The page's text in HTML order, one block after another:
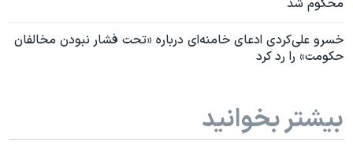
محکوم شد
خسرو علی‌کردی ادعای خامنه‌ای درباره «تحت فشار نبودن مخالفان
حکومت» را رد کرد
بیشتر بخوانید